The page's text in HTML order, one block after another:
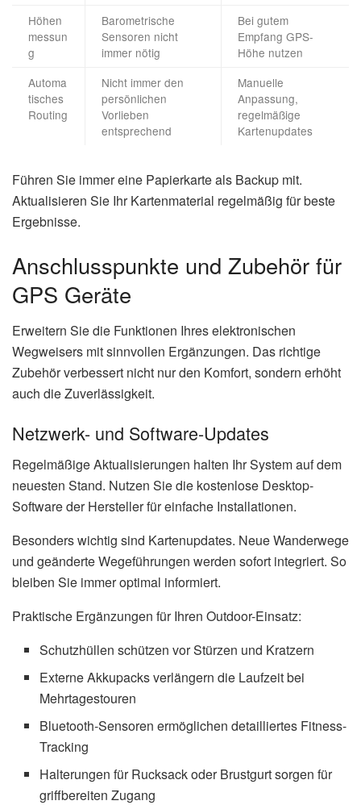
Höhen
messun
g
Barometrische
Sensoren nicht
immer nötig
Bei gutem
Empfang GPS-
Höhe nutzen
Automa
tisches
Routing
Nicht immer den
persönlichen
Vorlieben
entsprechend
Manuelle
Anpassung,
regelmäßige
Kartenupdates
Führen Sie immer eine Papierkarte als Backup mit.
Aktualisieren Sie Ihr Kartenmaterial regelmäßig für beste
Ergebnisse.
Anschlusspunkte und Zubehör für
GPS Geräte
Erweitern Sie die Funktionen Ihres elektronischen
Wegweisers mit sinnvollen Ergänzungen. Das richtige
Zubehör verbessert nicht nur den Komfort, sondern erhöht
auch die Zuverlässigkeit.
Netzwerk- und Software-Updates
Regelmäßige Aktualisierungen halten Ihr System auf dem
neuesten Stand. Nutzen Sie die kostenlose Desktop-
Software der Hersteller für einfache Installationen.
Besonders wichtig sind Kartenupdates. Neue Wanderwege
und geänderte Wegeführungen werden sofort integriert. So
bleiben Sie immer optimal informiert.
Praktische Ergänzungen für Ihren Outdoor-Einsatz:
Schutzhüllen schützen vor Stürzen und Kratzern
Externe Akkupacks verlängern die Laufzeit bei
Mehrtagestouren
Bluetooth-Sensoren ermöglichen detailliertes Fitness-
Tracking
Halterungen für Rucksack oder Brustgurt sorgen für
griffbereiten Zugang